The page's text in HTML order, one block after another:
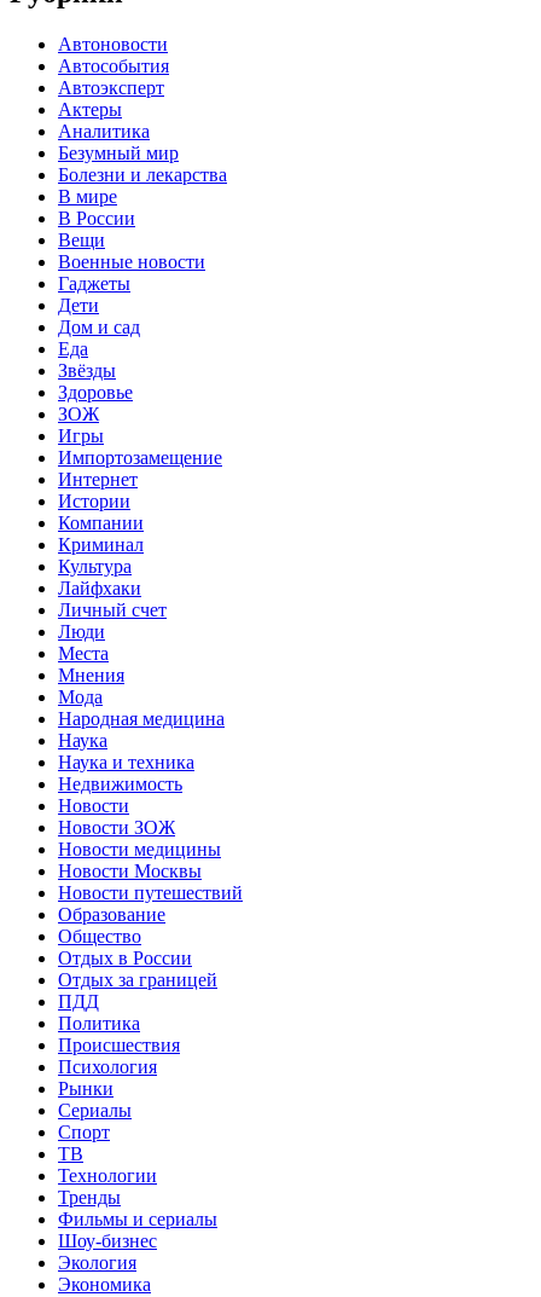
Автоновости
Автособытия
Автоэксперт
Актеры
Аналитика
Безумный мир
Болезни и лекарства
В мире
В России
Вещи
Военные новости
Гаджеты
Дети
Дом и сад
Еда
Звёзды
Здоровье
ЗОЖ
Игры
Импортозамещение
Интернет
Истории
Компании
Криминал
Культура
Лайфхаки
Личный счет
Люди
Места
Мнения
Мода
Народная медицина
Наука
Наука и техника
Недвижимость
Новости
Новости ЗОЖ
Новости медицины
Новости Москвы
Новости путешествий
Образование
Общество
Отдых в России
Отдых за границей
ПДД
Политика
Происшествия
Психология
Рынки
Сериалы
Спорт
ТВ
Технологии
Тренды
Фильмы и сериалы
Шоу-бизнес
Экология
Экономика